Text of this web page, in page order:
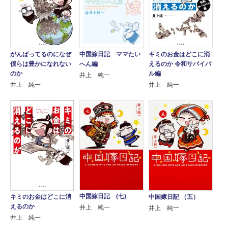
がんばってるのになぜ
僕らは豊かになれない
のか
井上 純一
中国嫁日記 ママたい
へん編
井上 純一
キミのお金はどこに消
えるのか 令和サバイバ
ル編
井上 純一
キミのお金はどこに消
えるのか
井上 純一
中国嫁日記 (七)
井上 純一
中国嫁日記 （五）
井上 純一